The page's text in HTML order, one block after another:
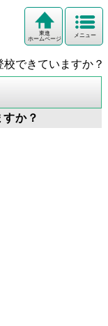
メニュー
東進
ホームページ
校できていますか？
か？